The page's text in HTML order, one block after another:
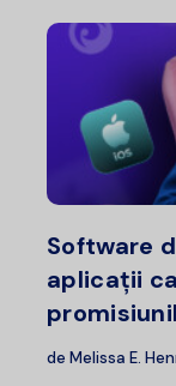
Software
aplicații
de Melissa E.